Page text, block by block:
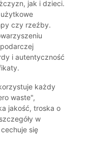
jak i dzieci.
czy rzeźby.
i autentyczność
każdy
waste",
jakość, troska o
w
się